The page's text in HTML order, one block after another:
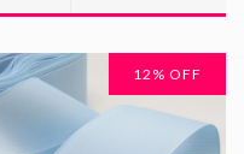
12 % OFF